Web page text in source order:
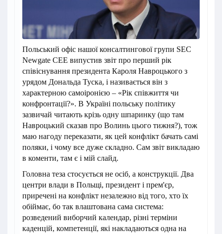
Польський офіс нашої консалтингової групи SEC
Newgate CEE випустив звіт про перший рік
співіснування президента Кароля Навроцького з
урядом Дональда Туска, і називається він з
характерною самоіронією – «Рік співжиття чи
конфронтації?». В Україні польську політику
зазвичай читають крізь одну шпаринку (що там
Навроцький сказав про Волинь цього тижня?), тож
маю нагоду переказати, як цей конфлікт бачать самі
поляки, і чому все дуже складно. Сам звіт викладаю
в коменти, там є і мій слайд.
Головна теза стосується не осіб, а конструкції. Два
центри влади в Польщі, президент і прем'єр,
приречені на конфлікт незалежно від того, хто їх
обіймає, бо так влаштована сама система:
розведений виборчий календар, різні терміни
каденцій, компетенції, які накладаються одна на